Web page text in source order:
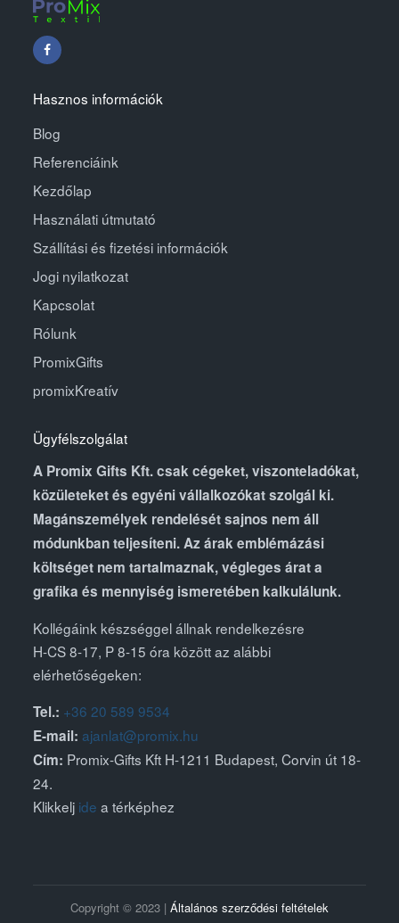
Hasznos információk
Blog
Referenciáink
Kezdőlap
Használati útmutató
Szállítási és fizetési információk
Jogi nyilatkozat
Kapcsolat
Rólunk
PromixGifts
promixKreatív
Ügyfélszolgálat
A Promix Gifts Kft. csak cégeket, viszonteladókat,
közületeket és egyéni vállalkozókat szolgál ki.
Magánszemélyek rendelését sajnos nem áll
módunkban teljesíteni. Az árak emblémázási
költséget nem tartalmaznak, végleges árat a
grafika és mennyiség ismeretében kalkulálunk.
Kollégáink készséggel állnak rendelkezésre
H-CS 8-17, P 8-15 óra között az alábbi
elérhetőségeken:
Tel.: +36 20 589 9534
E-mail: ajanlat@promix.hu
Cím: Promix-Gifts Kft H-1211 Budapest, Corvin út 18-
24.
Klikkelj ide a térképhez
Copyright © 2023 | Általános szerződési feltételek